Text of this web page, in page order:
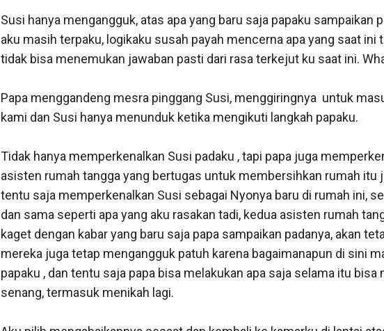
Susi hanya mengangguk, atas apa yang baru saja papaku sampaikan
aku masih terpaku, logikaku susah payah mencerna apa yang saat ini
tidak bisa menemukan jawaban pasti dari rasa terkejut ku saat ini.
Papa menggandeng mesra pinggang Susi, menggiringnya  untuk
kami dan Susi hanya menunduk ketika mengikuti langkah papaku.
Tidak hanya memperkenalkan Susi padaku , tapi papa juga
asisten rumah tangga yang bertugas untuk membersihkan rumah itu
tentu saja memperkenalkan Susi sebagai Nyonya baru di rumah ini,
dan sama seperti apa yang aku rasakan tadi, kedua asisten rumah
kaget dengan kabar yang baru saja papa sampaikan padanya, akan
mereka juga tetap mengangguk patuh karena bagaimanapun di sini
papaku , dan tentu saja papa bisa melakukan apa saja selama itu bisa
senang, termasuk menikah lagi.